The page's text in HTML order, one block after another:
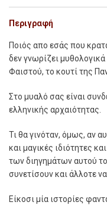
Περιγραφή
Ποιός απο εσάς που
δεν γνωρίζει
Φαιστού, το κουτί της
Στο µυαλό σας είναι
ελληνικής αρχαιότητας.
Τι θα γινόταν, όµως, αν
και µαγικές ιδιότητες
των διηγηµάτων αυτού
συνετίσουν και άλλοτε
Είκοσι µία ιστορίες